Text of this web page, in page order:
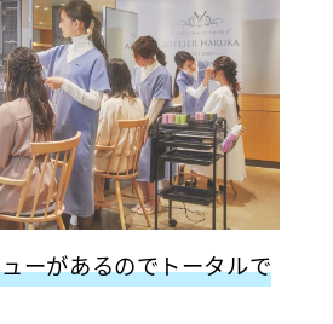
ーがあるのでトータルで